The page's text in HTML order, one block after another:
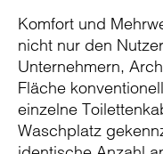
Komfort und
nicht nur den
Unternehmern,
Fläche
einzelne
Waschplatz